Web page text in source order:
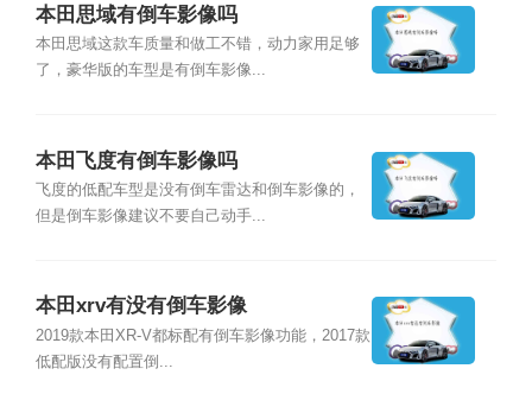
本田思域有倒车影像吗
本田思域这款车质量和做工不错，动力家用足够
了，豪华版的车型是有倒车影像...
本田飞度有倒车影像吗
飞度的低配车型是没有倒车雷达和倒车影像的，
但是倒车影像建议不要自己动手...
本田xrv有没有倒车影像
2019款本田XR-V都标配有倒车影像功能，2017款
低配版没有配置倒...